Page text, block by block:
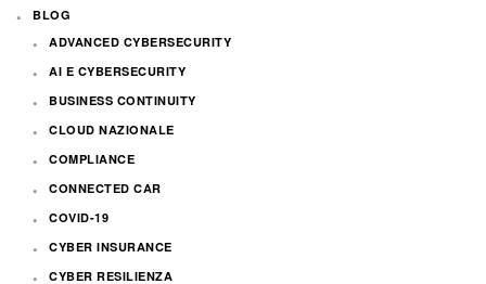
BLOG
ADVANCED CYBERSECURITY
AI E CYBERSECURITY
BUSINESS CONTINUITY
CLOUD NAZIONALE
COMPLIANCE
CONNECTED CAR
COVID-19
CYBER INSURANCE
CYBER RESILIENZA